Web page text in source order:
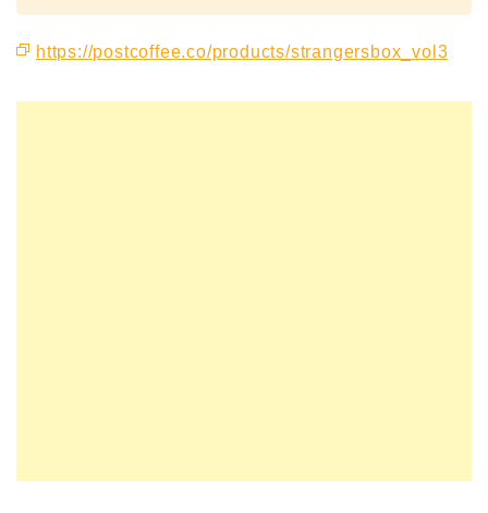
https://postcoffee.co/products/strangersbox_vol3